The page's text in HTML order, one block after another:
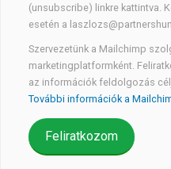
(unsubscribe) linkre kattintva.
esetén a
Szervezetünk a Mailchimp
marketingplatformként.
az információk feldolgozás
További információk a